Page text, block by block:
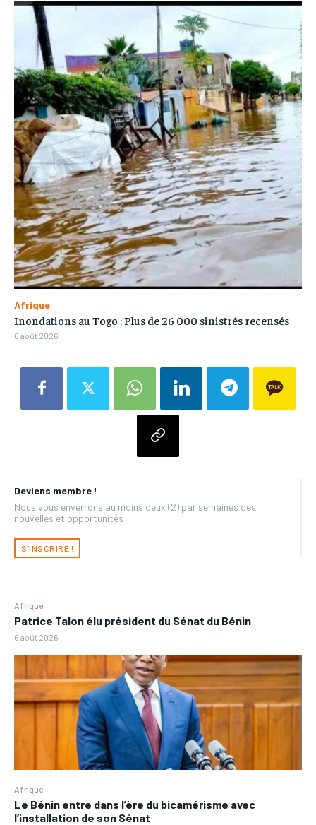
Deviens membre !
Nous vous enverrons au moins deux (2) par semaines des
nouvelles et opportunités
S'INSCRIRE !
Afrique
Patrice Talon élu président du Sénat du Bénin
6 août 2026
Afrique
Le Bénin entre dans l’ère du bicamérisme avec
l’installation de son Sénat
Afrique
Inondations au Togo : Plus de 26 000 sinistrés recensés
6 août 2026